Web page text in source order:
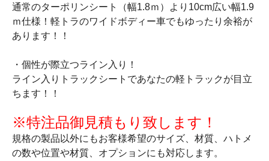
通常のターポリンシート（幅1.8ｍ）より10cm広い幅1.9
ｍ仕様！軽トラのワイドボディー車でもゆったり余裕が
あります！！
・個性が際立つライン入り！
ライン入りトラックシートであなたの軽トラックが目立
ちます！！
※特注品御見積もり致します！
規格の製品以外にもお客様希望のサイズ、材質、ハトメ
の数や位置や材質、オプションにも対応します。